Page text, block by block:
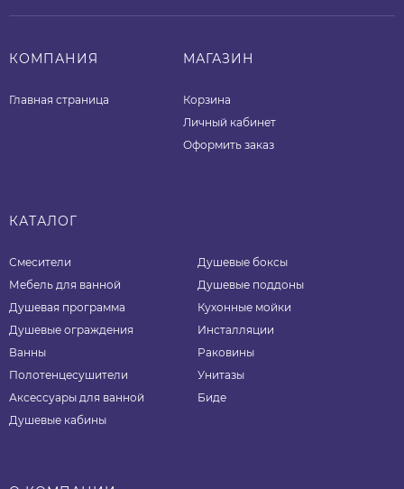
КОМПАНИЯ
Главная страница
МАГАЗИН
Корзина
Личный кабинет
Оформить заказ
КАТАЛОГ
Смесители
Мебель для ванной
Душевая программа
Душевые ограждения
Ванны
Полотенцесушители
Аксессуары для ванной
Душевые кабины
Душевые боксы
Душевые поддоны
Кухонные мойки
Инсталляции
Раковины
Унитазы
Биде